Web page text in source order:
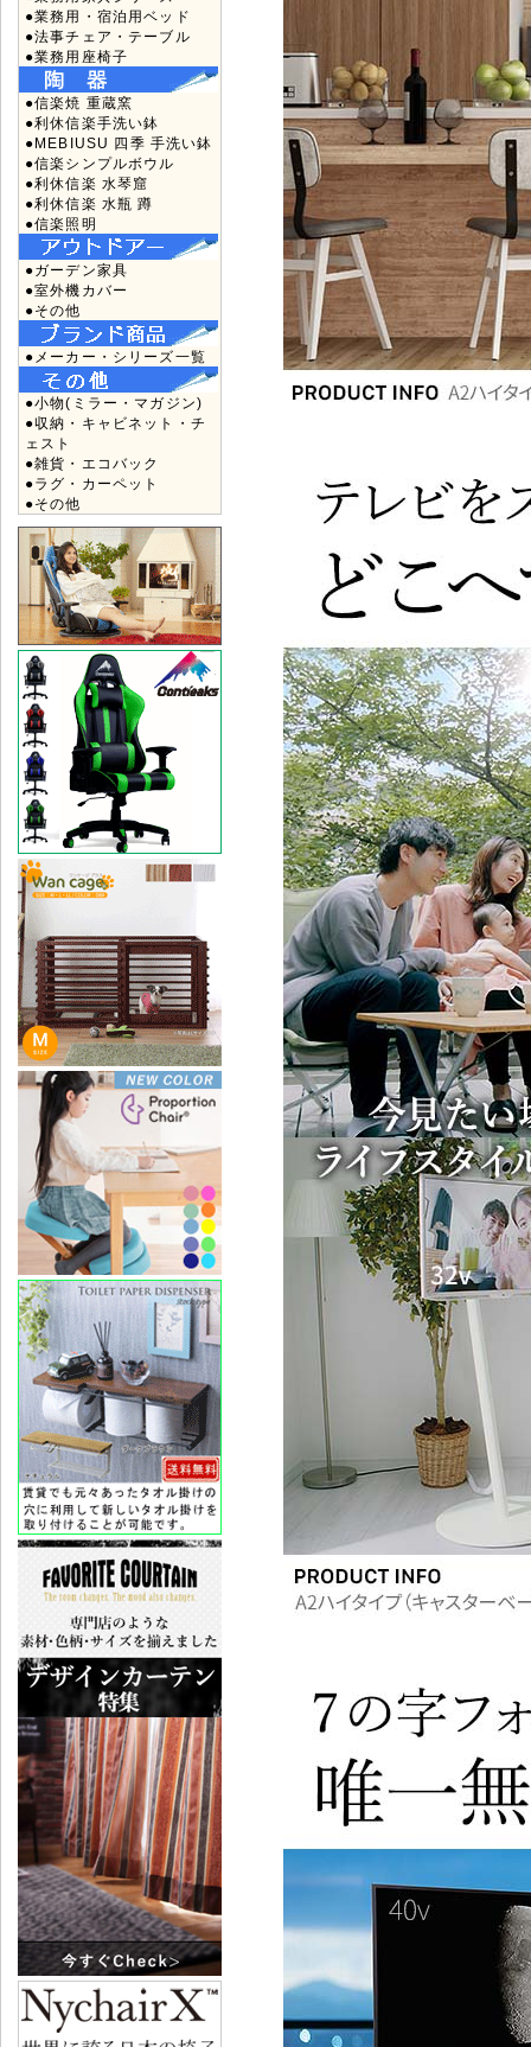
●業務用・宿泊用ベッド
●法事チェア・テーブル
●業務用座椅子
●信楽焼 重蔵窯
●利休信楽手洗い鉢
●MEBIUSU 四季 手洗い鉢
●信楽シンプルボウル
●利休信楽 水琴窟
●利休信楽 水瓶 蹲
●信楽照明
●ガーデン家具
●室外機カバー
●その他
●メーカー・シリーズ一覧
●小物(ミラー・マガジン)
●収納・キャビネット・チ
ェスト
●雑貨・エコバック
●ラグ・カーペット
●その他